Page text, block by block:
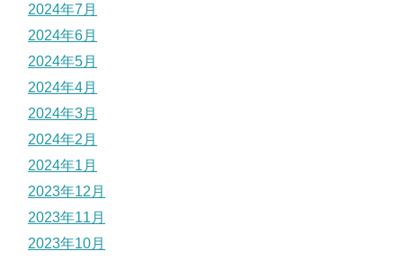
2024年7月
2024年6月
2024年5月
2024年4月
2024年3月
2024年2月
2024年1月
2023年12月
2023年11月
2023年10月